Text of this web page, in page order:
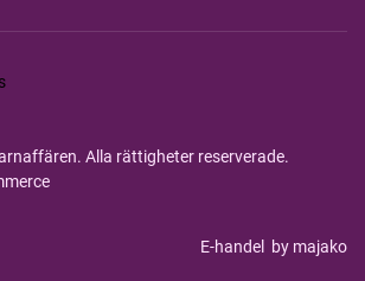
Alla rättigheter reserverade.
E-handel by majako